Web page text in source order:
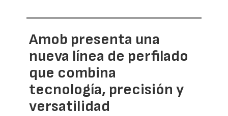
Amob presenta una
nueva línea de perfilado
que combina
tecnología, precisión y
versatilidad